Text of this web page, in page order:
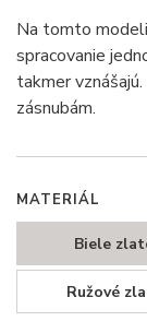
Na tomto
spracovanie
takmer
zásnubám.
MATERIÁL
Biele
Ružové